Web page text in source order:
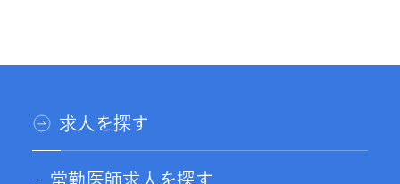
求人を探す
常勤医師求人を探す